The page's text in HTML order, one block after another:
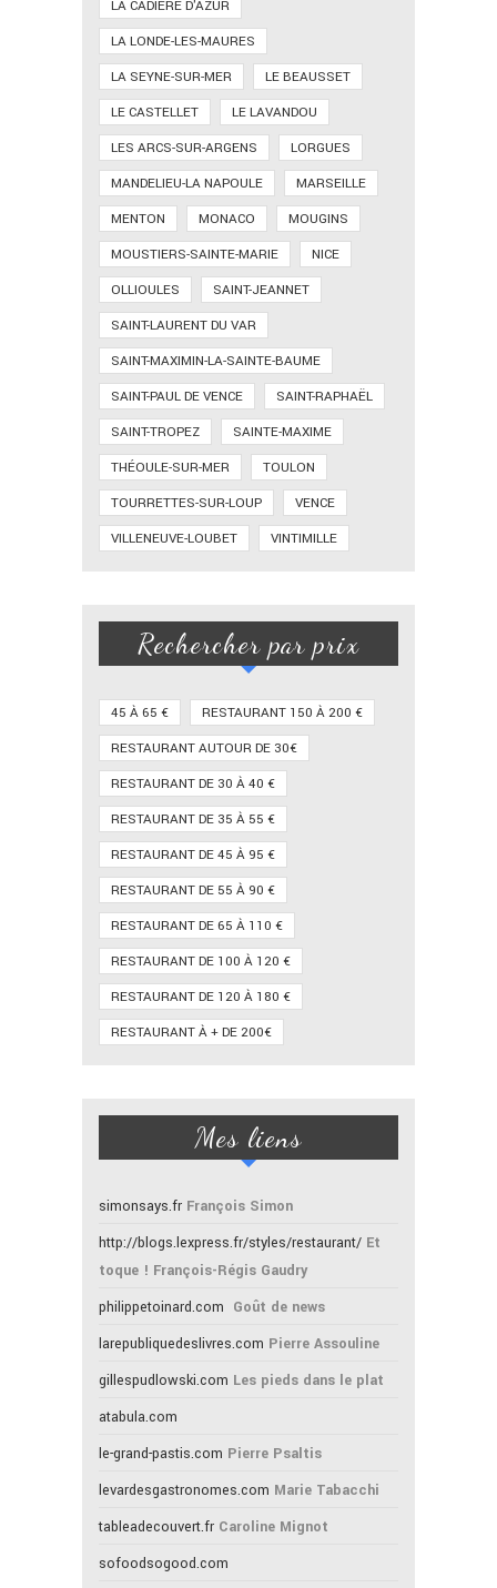
LA CADIÈRE D'AZUR
LA LONDE-LES-MAURES
LA SEYNE-SUR-MER
LE BEAUSSET
LE CASTELLET
LE LAVANDOU
LES ARCS-SUR-ARGENS
LORGUES
MANDELIEU-LA NAPOULE
MARSEILLE
MENTON
MONACO
MOUGINS
MOUSTIERS-SAINTE-MARIE
NICE
OLLIOULES
SAINT-JEANNET
SAINT-LAURENT DU VAR
SAINT-MAXIMIN-LA-SAINTE-BAUME
SAINT-PAUL DE VENCE
SAINT-RAPHAËL
SAINT-TROPEZ
SAINTE-MAXIME
THÉOULE-SUR-MER
TOULON
TOURRETTES-SUR-LOUP
VENCE
VILLENEUVE-LOUBET
VINTIMILLE
Rechercher par prix
45 À 65 €
RESTAURANT 150 À 200 €
RESTAURANT AUTOUR DE 30€
RESTAURANT DE 30 À 40 €
RESTAURANT DE 35 À 55 €
RESTAURANT DE 45 À 95 €
RESTAURANT DE 55 À 90 €
RESTAURANT DE 65 À 110 €
RESTAURANT DE 100 À 120 €
RESTAURANT DE 120 À 180 €
RESTAURANT À + DE 200€
Mes liens
simonsays.fr François Simon
http://blogs.lexpress.fr/styles/restaurant/ Et
toque ! François-Régis Gaudry
philippetoinard.com Goût de news
larepubliquedeslivres.com Pierre Assouline
gillespudlowski.com Les pieds dans le plat
atabula.com
le-grand-pastis.com Pierre Psaltis
levardesgastronomes.com Marie Tabacchi
tableadecouvert.fr Caroline Mignot
sofoodsogood.com